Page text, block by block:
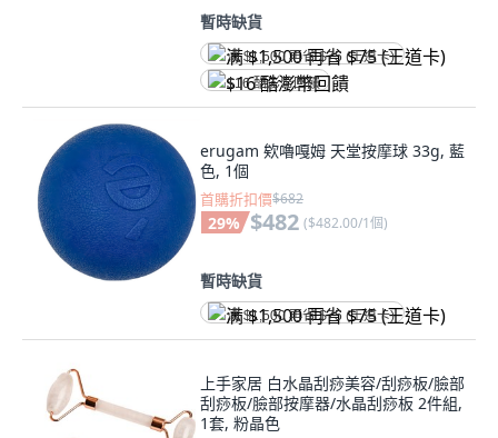
暫時缺貨
满 $1,500 再省 $75 (王道卡)
$16 酷澎幣回饋
erugam 欸嚕嘎姆 天堂按摩球 33g, 藍
色, 1個
首購折扣價$682
29% $482 ($482.00/1個)
暫時缺貨
满 $1,500 再省 $75 (王道卡)
上手家居 白水晶刮痧美容/刮痧板/臉部
刮痧板/臉部按摩器/水晶刮痧板 2件組,
1套, 粉晶色